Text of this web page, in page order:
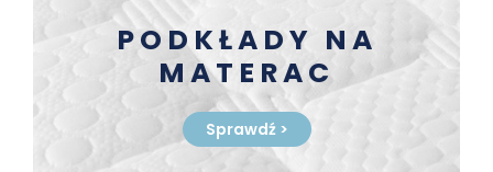
PODKŁADY NA
MATERAC
Sprawdź >